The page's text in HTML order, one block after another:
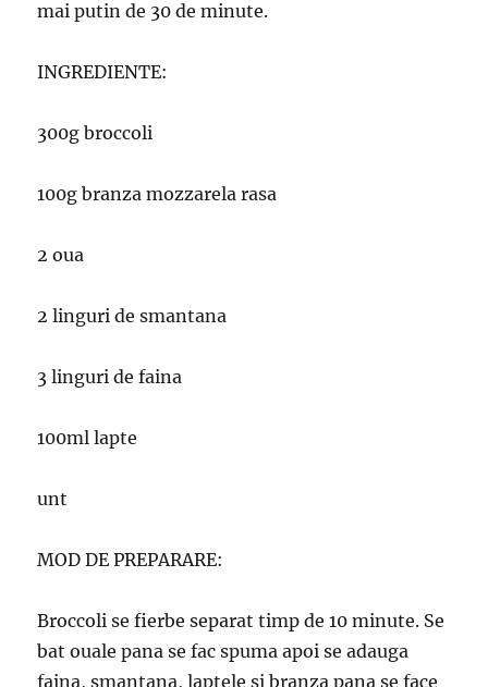
mai putin de 30 de minute.
INGREDIENTE:
300g broccoli
100g branza mozzarela rasa
2 oua
2 linguri de smantana
3 linguri de faina
100ml lapte
unt
MOD DE PREPARARE:
Broccoli se fierbe separat timp de 10 minute. Se
bat ouale pana se fac spuma apoi se adauga
faina, smantana, laptele si branza pana se face